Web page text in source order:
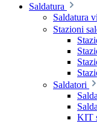
Saldatura
Saldatura
Stazioni
Saldatori
KIT